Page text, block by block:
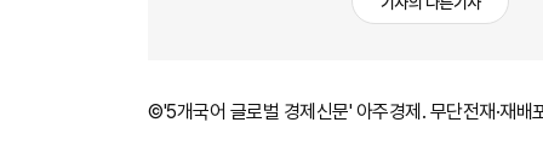
©'5개국어 글로벌 경제신문' 아주경제. 무단전재·재배